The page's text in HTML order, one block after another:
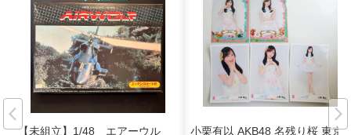
【未組立】1/48 エアーウル
小栗有以 AKB48 名残り桜 東京